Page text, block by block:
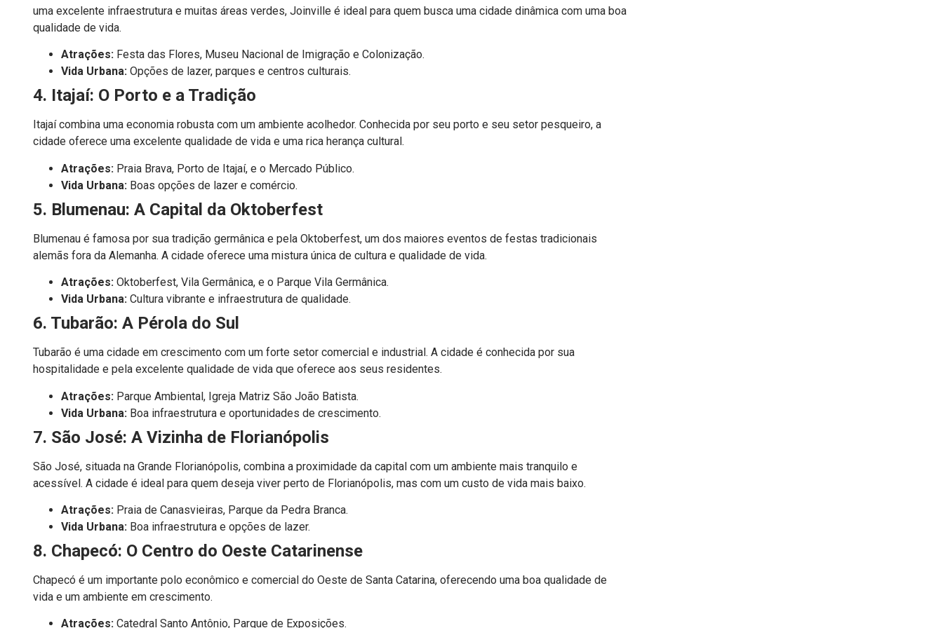
uma excelente infraestrutura e muitas áreas verdes, Joinville é ideal para quem busca uma cidade dinâmica com uma boa
qualidade de vida.
Atrações: Festa das Flores, Museu Nacional de Imigração e Colonização.
Vida Urbana: Opções de lazer, parques e centros culturais.
4. Itajaí: O Porto e a Tradição
Itajaí combina uma economia robusta com um ambiente acolhedor. Conhecida por seu porto e seu setor pesqueiro, a
cidade oferece uma excelente qualidade de vida e uma rica herança cultural.
Atrações: Praia Brava, Porto de Itajaí, e o Mercado Público.
Vida Urbana: Boas opções de lazer e comércio.
5. Blumenau: A Capital da Oktoberfest
Blumenau é famosa por sua tradição germânica e pela Oktoberfest, um dos maiores eventos de festas tradicionais
alemãs fora da Alemanha. A cidade oferece uma mistura única de cultura e qualidade de vida.
Atrações: Oktoberfest, Vila Germânica, e o Parque Vila Germânica.
Vida Urbana: Cultura vibrante e infraestrutura de qualidade.
6. Tubarão: A Pérola do Sul
Tubarão é uma cidade em crescimento com um forte setor comercial e industrial. A cidade é conhecida por sua
hospitalidade e pela excelente qualidade de vida que oferece aos seus residentes.
Atrações: Parque Ambiental, Igreja Matriz São João Batista.
Vida Urbana: Boa infraestrutura e oportunidades de crescimento.
7. São José: A Vizinha de Florianópolis
São José, situada na Grande Florianópolis, combina a proximidade da capital com um ambiente mais tranquilo e
acessível. A cidade é ideal para quem deseja viver perto de Florianópolis, mas com um custo de vida mais baixo.
Atrações: Praia de Canasvieiras, Parque da Pedra Branca.
Vida Urbana: Boa infraestrutura e opções de lazer.
8. Chapecó: O Centro do Oeste Catarinense
Chapecó é um importante polo econômico e comercial do Oeste de Santa Catarina, oferecendo uma boa qualidade de
vida e um ambiente em crescimento.
Atrações: Catedral Santo Antônio, Parque de Exposições.